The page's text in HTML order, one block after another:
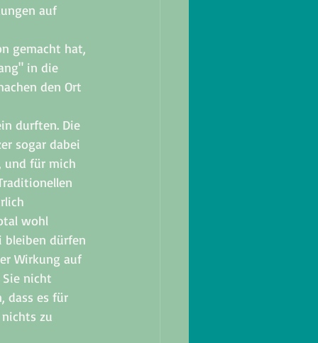
auf
gemacht hat,
in die
den Ort
durften. Die
sogar dabei
und für mich
wohl
bleiben dürfen
Wirkung auf
nicht
dass es für
zu